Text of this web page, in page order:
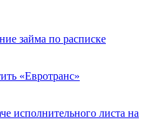
займа по расписке
«Евротранс»
исполнительного листа на